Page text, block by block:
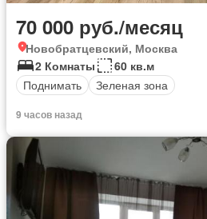
70 000 руб./месяц
Новобратцевский, Москва
2 Комнаты
60 кв.м
Поднимать
Зеленая зона
9 часов назад